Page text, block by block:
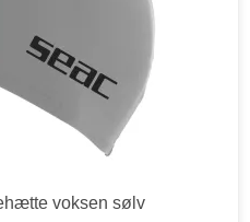
voksen sølv